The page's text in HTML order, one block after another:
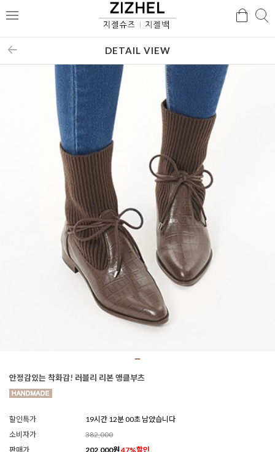
메
검
DETAIL VIEW
안정감있는 착화감! 러블리 리본 앵클부츠
할인특가
19시간 11분 58초 남았습니다
소비자가
382,000
판매가
202,000원47%할인